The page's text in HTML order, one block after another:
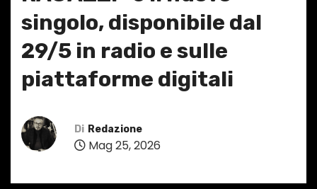
singolo, disponibile dal
29/5 in radio e sulle
piattaforme digitali
Di Redazione
Mag 25, 2026